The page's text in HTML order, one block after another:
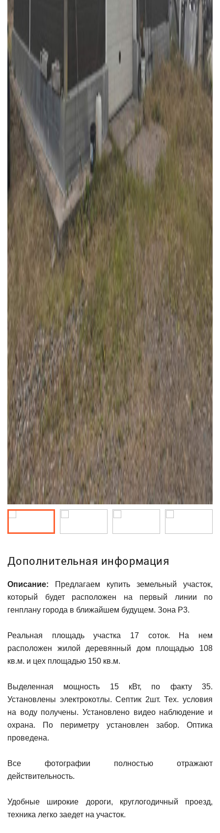
Дополнительная информация
Описание: Предлагаем купить земельный участок,
который будет расположен на первый линии по
генплану города в ближайшем будущем. Зона Р3.
Реальная площадь участка 17 соток. На нем
расположен жилой деревянный дом площадью 108
кв.м. и цех площадью 150 кв.м.
Выделенная мощность 15 кВт, по факту 35.
Установлены электрокотлы. Септик 2шт. Тех. условия
на воду получены. Установлено видео наблюдение и
охрана. По периметру установлен забор. Оптика
проведена.
Все фотографии полностью отражают
действительность.
Удобные широкие дороги, круглогодичный проезд,
техника легко заедет на участок.